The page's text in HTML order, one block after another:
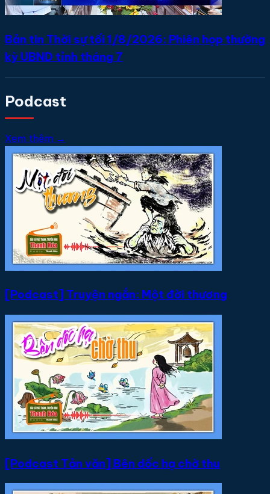
Bản tin Thời sự tối 1/8/2026: Phiên họp thường
kỳ UBND tỉnh tháng 7
Podcast
Xem thêm →
[Podcast] Truyện ngắn: Một đời thương
[Podcast Tản văn] Bên dốc hạ chờ thu